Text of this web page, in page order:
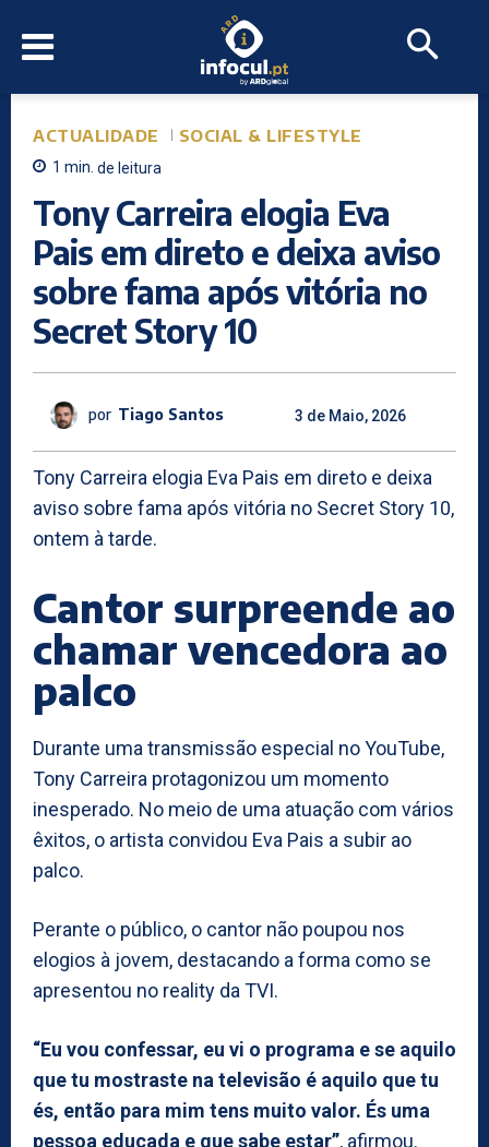
ACTUALIDADE SOCIAL & LIFESTYLE
1 min. de leitura
Tony Carreira elogia Eva
Pais em direto e deixa aviso
sobre fama após vitória no
Secret Story 10
por Tiago Santos 3 de Maio, 2026
Tony Carreira elogia Eva Pais em direto e deixa
aviso sobre fama após vitória no Secret Story 10,
ontem à tarde.
Cantor surpreende ao
chamar vencedora ao
palco
Durante uma transmissão especial no YouTube,
Tony Carreira protagonizou um momento
inesperado. No meio de uma atuação com vários
êxitos, o artista convidou Eva Pais a subir ao
palco.
Perante o público, o cantor não poupou nos
elogios à jovem, destacando a forma como se
apresentou no reality da TVI.
“Eu vou confessar, eu vi o programa e se aquilo
que tu mostraste na televisão é aquilo que tu
és, então para mim tens muito valor. És uma
pessoa educada e que sabe estar”, afirmou.